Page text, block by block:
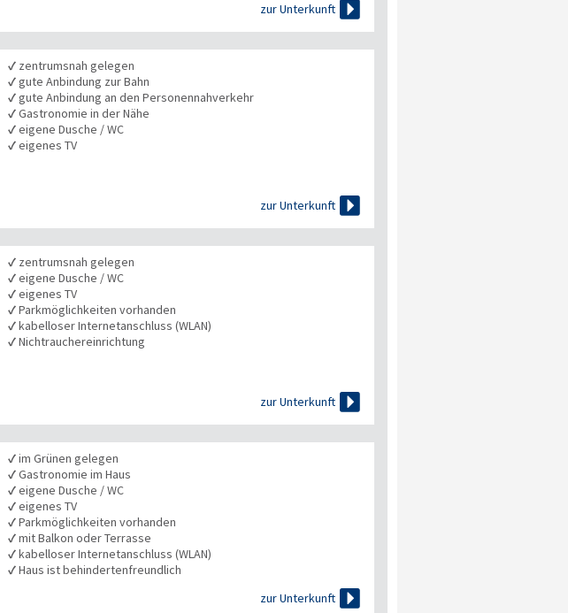
zur Unterkunft 
✓ zentrumsnah gelegen
✓gute Anbindung zur Bahn
✓gute Anbindung an den Personennahverkehr
✓Gastronomie in der Nähe
✓eigene Dusche / WC
✓eigenes TV
zur Unterkunft 
✓ zentrumsnah gelegen
✓eigene Dusche / WC
✓eigenes TV
✓Parkmöglichkeiten vorhanden
✓kabelloser Internetanschluss (WLAN)
✓Nichtrauchereinrichtung
zur Unterkunft 
✓im Grünen gelegen
✓Gastronomie im Haus
✓eigene Dusche / WC
✓eigenes TV
✓Parkmöglichkeiten vorhanden
✓mit Balkon oder Terrasse
✓kabelloser Internetanschluss (WLAN)
✓Haus ist behindertenfreundlich
zur Unterkunft 